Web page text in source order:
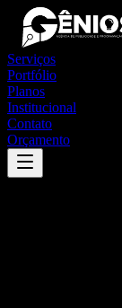
Serviços
Portfólio
Planos
Institucional
Contato
Orçamento